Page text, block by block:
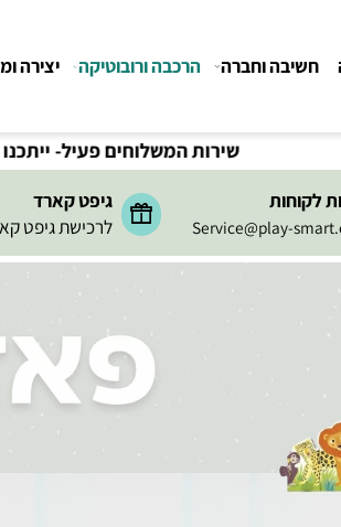
משלוחים חינם בקנייה
גיפט קארד
לרכישת גיפט קארד
וחברה הרכבה ורובוטיקה יצירה ומדע